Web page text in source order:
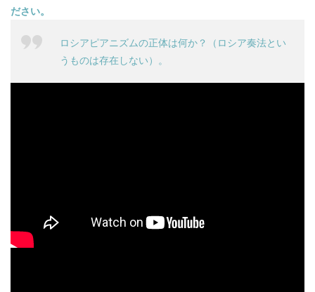
ださい。
ロシアピアニズムの正体は何か？（ロシア奏法とい
うものは存在しない）。